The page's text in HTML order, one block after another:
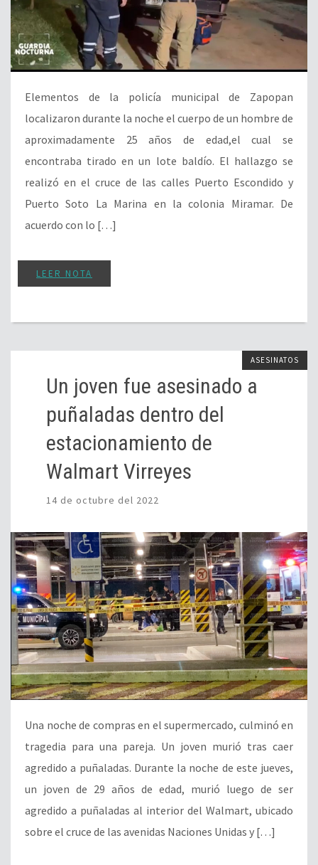
Elementos de la policía municipal de Zapopan
localizaron durante la noche el cuerpo de un hombre de
aproximadamente 25 años de edad,el cual se
encontraba tirado en un lote baldío. El hallazgo se
realizó en el cruce de las calles Puerto Escondido y
Puerto Soto La Marina en la colonia Miramar. De
acuerdo con lo […]
LEER NOTA
ASESINATOS
Un joven fue asesinado a
puñaladas dentro del
estacionamiento de
Walmart Virreyes
14 de octubre del 2022
Una noche de compras en el supermercado, culminó en
tragedia para una pareja. Un joven murió tras caer
agredido a puñaladas. Durante la noche de este jueves,
un joven de 29 años de edad, murió luego de ser
agredido a puñaladas al interior del Walmart, ubicado
sobre el cruce de las avenidas Naciones Unidas y […]